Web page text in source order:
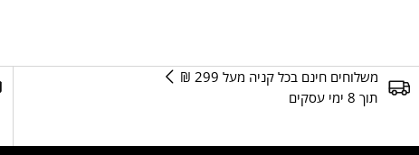
משלוחים חינם בכל קניה מעל 299 ₪
תוך 8 ימי עסקים